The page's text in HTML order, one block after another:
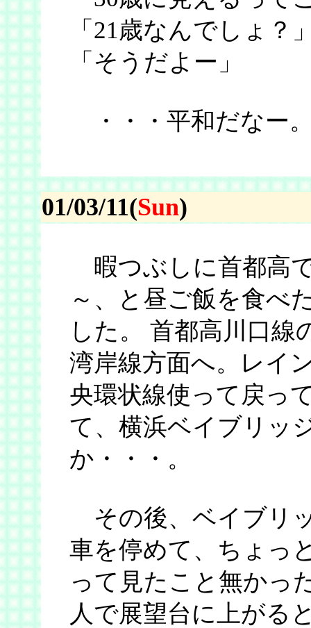
「21歳なんでしょ？
「そうだよー」
・・・平和だなー
01/03/11(Sun)
暇つぶしに首都高
～、と昼ご飯を食べ
した。 首都高川口線
湾岸線方面へ。レイ
央環状線使って戻っ
て、横浜ベイブリッ
か・・・。
その後、ベイブリ
車を停めて、ちょっ
って見たこと無かっ
人で展望台に上がる